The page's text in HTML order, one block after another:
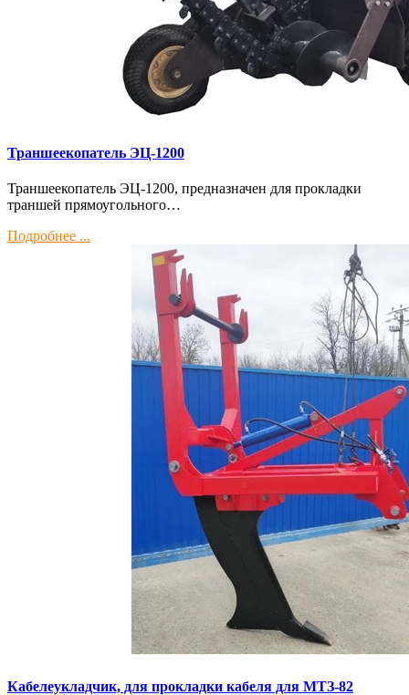
Траншеекопатель ЭЦ-1200
Траншеекопатель ЭЦ-1200, предназначен для прокладки
траншей прямоугольного…
Подробнее ...
Кaбелeукладчик, для прокладки кабeля для МTЗ-82